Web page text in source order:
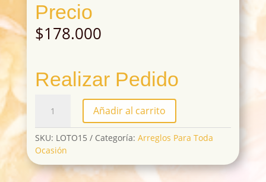
Precio
$178.000
Realizar Pedido
cantidad
Añadir al carrito
SKU: LOTO15 Categoría: Arreglos Para Toda
Ocasión